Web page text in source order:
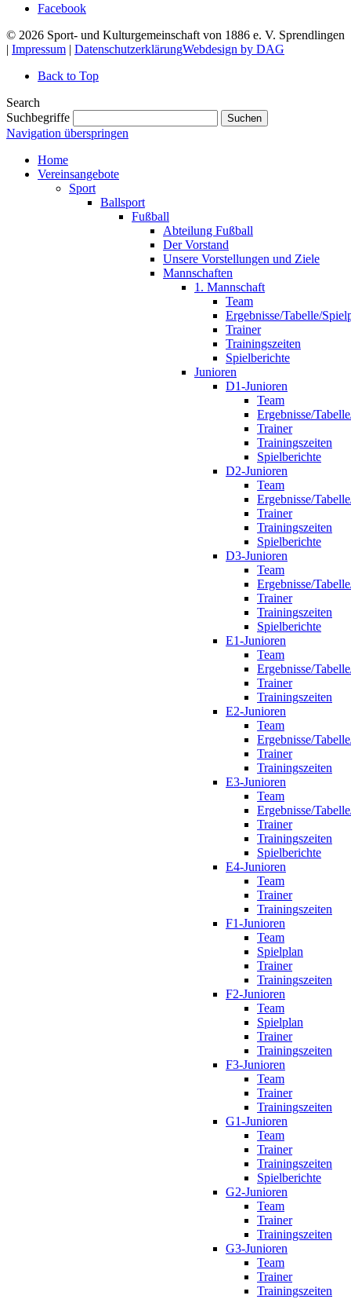
Facebook
© 2026 Sport- und Kulturgemeinschaft von 1886 e. V. Sprendlingen
| Impressum | DatenschutzerklärungWebdesign by DAG
Back to Top
Search
Suchbegriffe
Suchen
Navigation überspringen
Home
Vereinsangebote
Sport
Ballsport
Fußball
Abteilung Fußball
Der Vorstand
Unsere Vorstellungen und Ziele
Mannschaften
1. Mannschaft
Team
Ergebnisse/Tabelle/
Trainer
Trainingszeiten
Spielberichte
Junioren
D1-Junioren
Team
Ergebnisse/
Trainer
Trainingszeiten
Spielberichte
D2-Junioren
Team
Ergebnisse/
Trainer
Trainingszeiten
Spielberichte
D3-Junioren
Team
Ergebnisse/
Trainer
Trainingszeiten
Spielberichte
E1-Junioren
Team
Ergebnisse/
Trainer
Trainingszeiten
E2-Junioren
Team
Ergebnisse/
Trainer
Trainingszeiten
E3-Junioren
Team
Ergebnisse/
Trainer
Trainingszeiten
Spielberichte
E4-Junioren
Team
Trainer
Trainingszeiten
F1-Junioren
Team
Spielplan
Trainer
Trainingszeiten
F2-Junioren
Team
Spielplan
Trainer
Trainingszeiten
F3-Junioren
Team
Trainer
Trainingszeiten
G1-Junioren
Team
Trainer
Trainingszeiten
Spielberichte
G2-Junioren
Team
Trainer
Trainingszeiten
G3-Junioren
Team
Trainer
Trainingszeiten